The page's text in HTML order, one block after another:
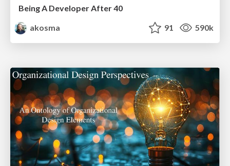
Being A Developer After 40
akosma
91 590k